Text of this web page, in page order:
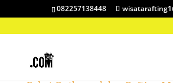
082257138448